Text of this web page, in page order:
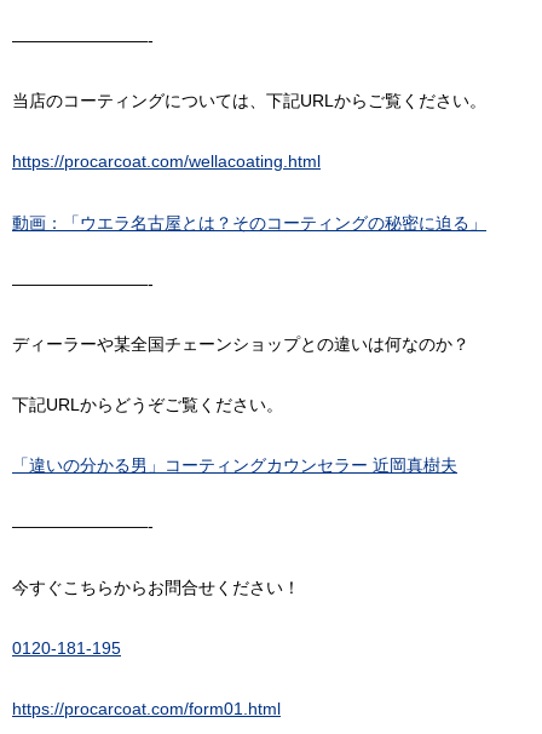
————————-
当店のコーティングについては、下記URLからご覧ください。
https://procarcoat.com/wellacoating.html
動画：「ウエラ名古屋とは？そのコーティングの秘密に迫る」
————————-
ディーラーや某全国チェーンショップとの違いは何なのか？
下記URLからどうぞご覧ください。
「違いの分かる男」コーティングカウンセラー 近岡真樹夫
————————-
今すぐこちらからお問合せください！
0120-181-195
https://procarcoat.com/form01.html